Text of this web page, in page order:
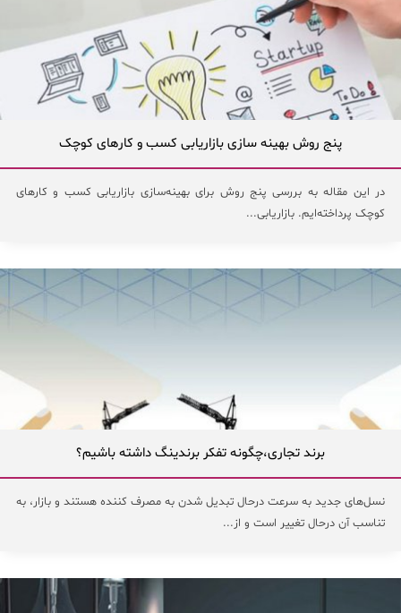
پنج روش بهینه سازی بازاریابی کسب و کارهای کوچک
در این مقاله به بررسی پنج روش برای بهینه‌سازی بازاریابی کسب و کارهای
کوچک پرداخته‌ایم. بازاریابی...
برند تجاری،چگونه تفکر برندینگ داشته باشیم؟
نسل‌های جدید به سرعت درحال تبدیل شدن به مصرف کننده هستند و بازار، به
تناسب آن درحال تغییر است و از...